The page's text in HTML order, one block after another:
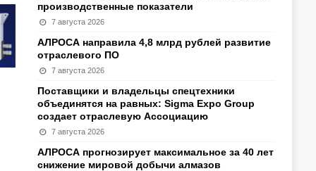
производственные показатели
7 августа 2026
АЛРОСА направила 4,8 млрд рублей развитие
отраслевого ПО
7 августа 2026
Поставщики и владельцы спецтехники
объединятся на равных: Sigma Expo Group
создает отраслевую Ассоциацию
7 августа 2026
АЛРОСА прогнозирует максимальное за 40 лет
снижение мировой добычи алмазов